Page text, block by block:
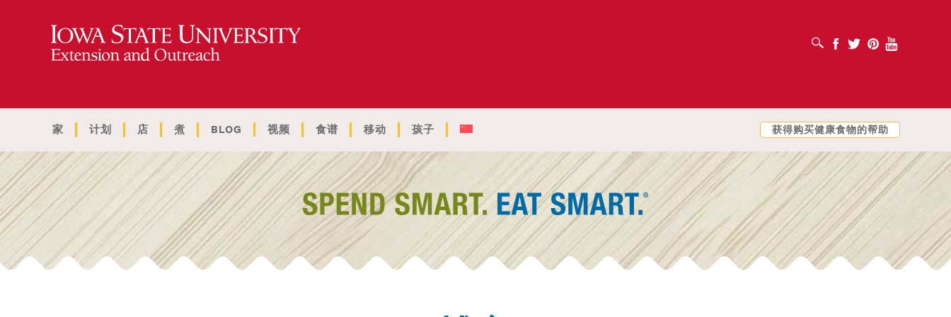
打开搜索框 Facebook
Twitter PinterestYoutube
家 计划 店 煮 BLOG 视频 食谱 移动 孩子 获得购买健康食物的帮助